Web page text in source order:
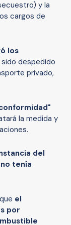
y la
cargos de
los
sido despedido
privado,
la medida y
del
tenía
el
por